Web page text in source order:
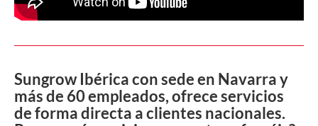
Sungrow Ibérica con sede en Navarra y
más de 60 empleados, ofrece servicios
de forma directa a clientes nacionales.